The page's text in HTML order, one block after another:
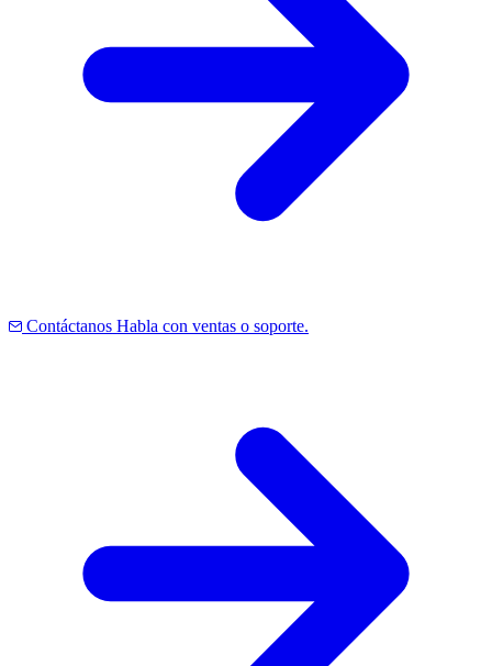
Contáctanos Habla con ventas o soporte.